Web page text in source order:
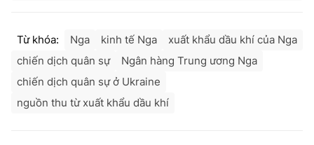
Từ khóa: Nga kinh tế Nga
xuất khẩu dầu khí của Nga
chiến dịch quân sự
Ngân hàng Trung ương Nga
chiến dịch quân sự ở Ukraine
nguồn thu từ xuất khẩu dầu khí